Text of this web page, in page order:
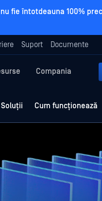
fie întotdeauna 100%
Suport Documente
Compania
Soluții Cum funcționează